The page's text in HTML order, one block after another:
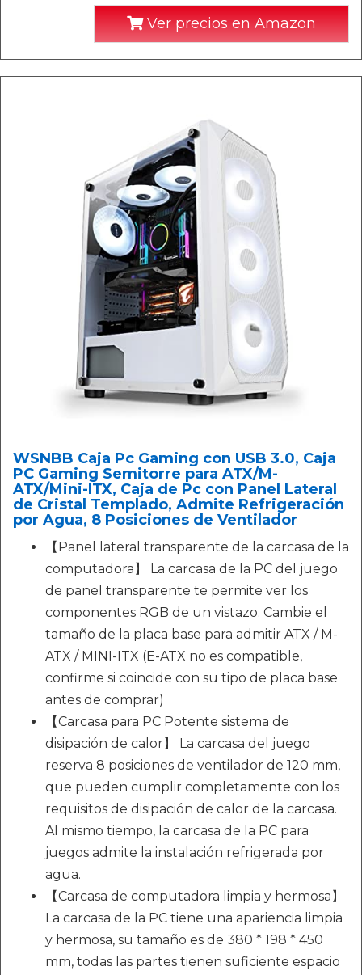
Ver precios en Amazon
WSNBB Caja Pc Gaming con USB 3.0, Caja
PC Gaming Semitorre para ATX/M-
ATX/Mini-ITX, Caja de Pc con Panel Lateral
de Cristal Templado, Admite Refrigeración
por Agua, 8 Posiciones de Ventilador
【Panel lateral transparente de la carcasa de la
computadora】 La carcasa de la PC del juego
de panel transparente te permite ver los
componentes RGB de un vistazo. Cambie el
tamaño de la placa base para admitir ATX / M-
ATX / MINI-ITX (E-ATX no es compatible,
confirme si coincide con su tipo de placa base
antes de comprar)
【Carcasa para PC Potente sistema de
disipación de calor】 La carcasa del juego
reserva 8 posiciones de ventilador de 120 mm,
que pueden cumplir completamente con los
requisitos de disipación de calor de la carcasa.
Al mismo tiempo, la carcasa de la PC para
juegos admite la instalación refrigerada por
agua.
【Carcasa de computadora limpia y hermosa】
La carcasa de la PC tiene una apariencia limpia
y hermosa, su tamaño es de 380 * 198 * 450
mm, todas las partes tienen suficiente espacio